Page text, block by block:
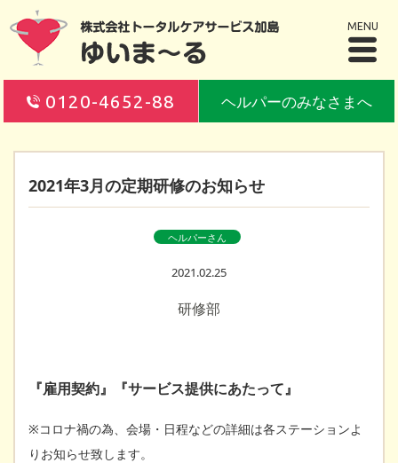
MENU
0120-4652-88 ヘルパーのみなさまへ
2021年3月の定期研修のお知らせ
ヘルパーさん
2021.02.25
研修部
『雇用契約』『サービス提供にあたって』
※コロナ禍の為、会場・日程などの詳細は各ステーションよ
りお知らせ致します。